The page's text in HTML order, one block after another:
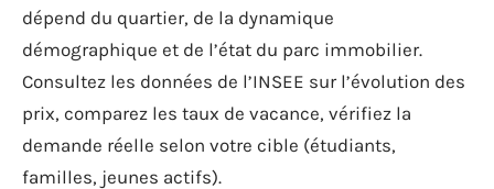
dépend du quartier, de la dynamique
démographique et de l’état du parc immobilier.
Consultez les données de l’INSEE sur l’évolution des
prix, comparez les taux de vacance, vérifiez la
demande réelle selon votre cible (étudiants,
familles, jeunes actifs).